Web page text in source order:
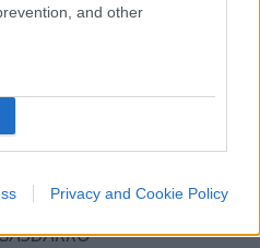
and other
Privacy and Cookie Policy